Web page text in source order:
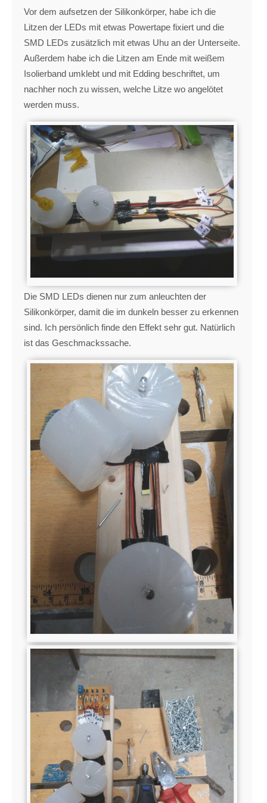
Vor dem aufsetzen der Silikonkörper, habe ich die
Litzen der LEDs mit etwas Powertape fixiert und die
SMD LEDs zusätzlich mit etwas Uhu an der Unterseite.
Außerdem habe ich die Litzen am Ende mit weißem
Isolierband umklebt und mit Edding beschriftet, um
nachher noch zu wissen, welche Litze wo angelötet
werden muss.
Die SMD LEDs dienen nur zum anleuchten der
Silikonkörper, damit die im dunkeln besser zu erkennen
sind. Ich persönlich finde den Effekt sehr gut. Natürlich
ist das Geschmackssache.